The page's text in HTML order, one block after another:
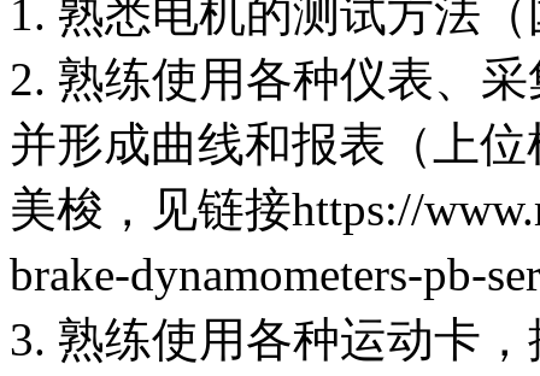
1. 熟悉电机的测试方法
2. 熟练使用各种仪表、
并形成曲线和报表（上
美梭，见链接https://
brake-dynamometers-pb-
3. 熟练使用各种运动卡